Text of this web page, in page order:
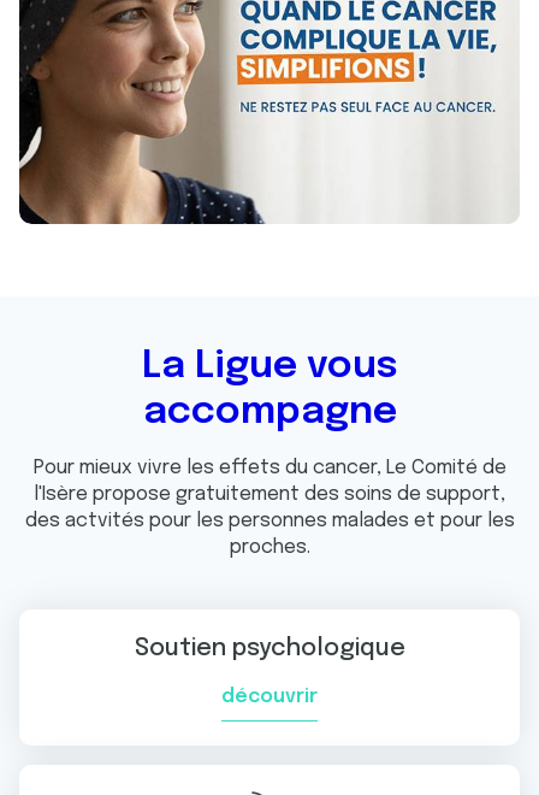
La Ligue vous
accompagne
Pour mieux vivre les effets du cancer, Le Comité de
l'Isère propose gratuitement des soins de support,
des actvités pour les personnes malades et pour les
proches.
Soutien psychologique
découvrir